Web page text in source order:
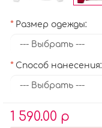
Размер одежды:
Способ нанесения:
1 590.00 р